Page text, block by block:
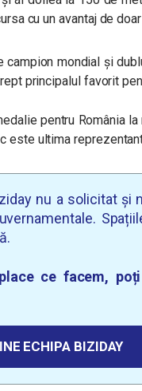
cu un avantaj de
campion mondial și
principalul favorit
pentru România
este ultima
nu a solicitat și
ce facem,
ECHIPA BIZIDAY